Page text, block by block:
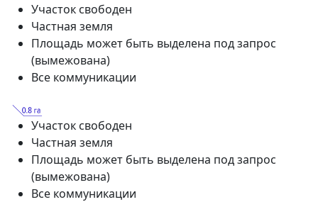
Участок свободен
Частная земля
Площадь может быть выделена под запрос
(вымежована)
Все коммуникации
Участок свободен
Частная земля
Площадь может быть выделена под запрос
(вымежована)
Все коммуникации